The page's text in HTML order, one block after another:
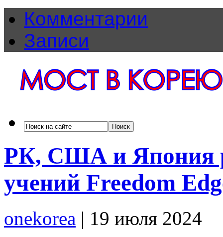
Комментарии
Записи
РК, США и Япония
учений Freedom
onekorea | 19 июля 2024